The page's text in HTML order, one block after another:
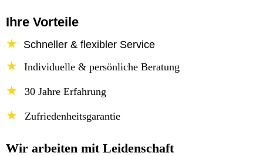
Ihre Vorteile
★
Schneller & flexibler Service
★ Individuelle & persönliche Beratung
★ 30 Jahre Erfahrung
★ Zufriedenheitsgarantie
Wir arbeiten mit Leidenschaft